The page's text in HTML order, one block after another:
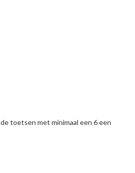
toetsen met minimaal een 6 een